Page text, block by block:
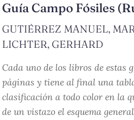
Guía Campo Fósiles
GUTIÉRREZ MANUEL,
LICHTER, GERHARD
Cada uno de los libros de estas
páginas y tiene al final una
clasificación a todo color en la
de un vistazo el esquema